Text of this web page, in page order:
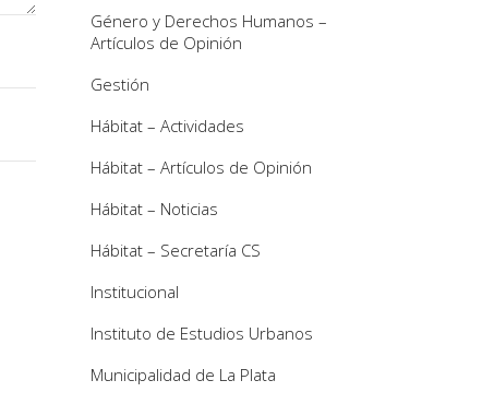
Género y Derechos Humanos –
Artículos de Opinión
Gestión
Hábitat – Actividades
Hábitat – Artículos de Opinión
Hábitat – Noticias
Hábitat – Secretaría CS
Institucional
Instituto de Estudios Urbanos
Municipalidad de La Plata